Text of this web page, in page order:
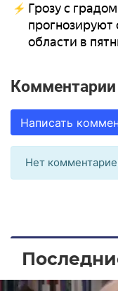
Грозу с
прогнозируют
области в
Написать
Нет